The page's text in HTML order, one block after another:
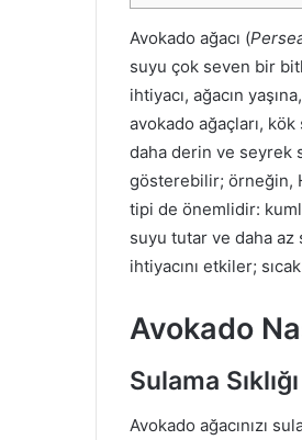
Avokado ağacı (
suyu çok seven bir
ihtiyacı, ağacın
avokado ağaçları,
daha derin ve seyrek
gösterebilir; örneğin,
tipi de önemlidir:
suyu tutar ve daha az
ihtiyacını etkiler;
Avokado
Sulama Sıklığı
Avokado ağacınızı